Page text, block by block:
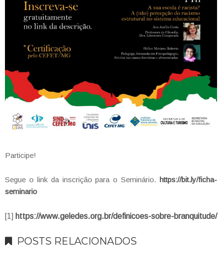
Participe!
Segue o link da inscrição para o Seminário. https://bit.ly/ficha-
seminario
[1] https://www.geledes.org.br/definicoes-sobre-branquitude/
POSTS RELACIONADOS